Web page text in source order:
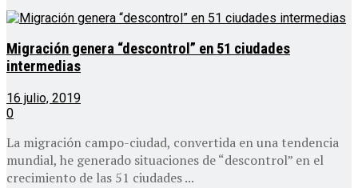
Migración genera “descontrol” en 51 ciudades
intermedias
16 julio, 2019
0
La migración campo-ciudad, convertida en una tendencia
mundial, he generado situaciones de “descontrol” en el
crecimiento de las 51 ciudades ...